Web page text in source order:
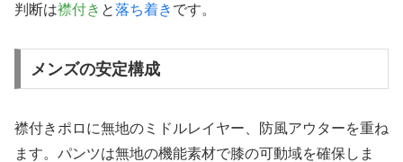
判断は襟付き と落ち着き です。
メンズの安定構成
襟付きポロに無地のミドルレイヤー、防風アウターを重ね
ます。パンツは無地の機能素材で膝の可動域を確保しま